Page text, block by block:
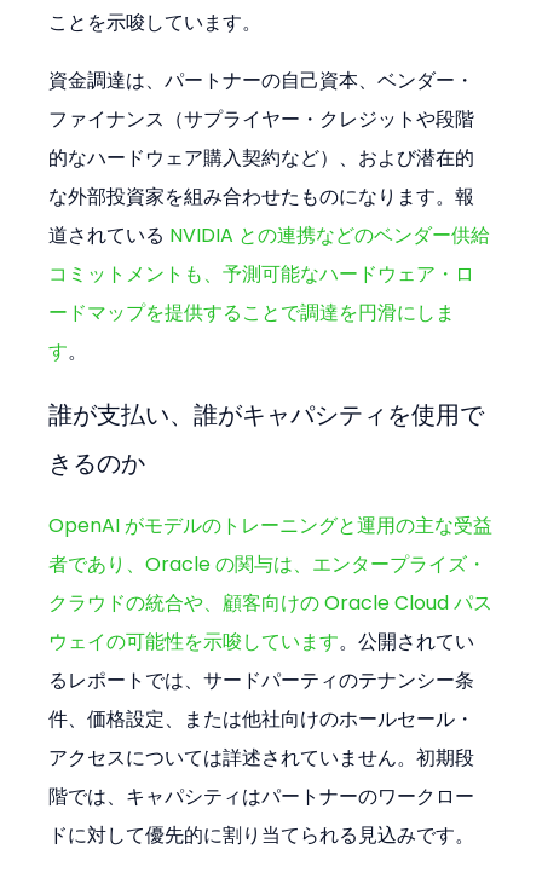
ことを示唆しています。
資金調達は、パートナーの自己資本、ベンダー・
ファイナンス（サプライヤー・クレジットや段階
的なハードウェア購入契約など）、および潜在的
な外部投資家を組み合わせたものになります。報
道されている NVIDIA との連携などのベンダー供給
コミットメントも、予測可能なハードウェア・ロ
ードマップを提供することで調達を円滑にしま
す。
誰が支払い、誰がキャパシティを使用で
きるのか
OpenAI がモデルのトレーニングと運用の主な受益
者であり、Oracle の関与は、エンタープライズ・
クラウドの統合や、顧客向けの Oracle Cloud パス
ウェイの可能性を示唆しています。公開されてい
るレポートでは、サードパーティのテナンシー条
件、価格設定、または他社向けのホールセール・
アクセスについては詳述されていません。初期段
階では、キャパシティはパートナーのワークロー
ドに対して優先的に割り当てられる見込みです。